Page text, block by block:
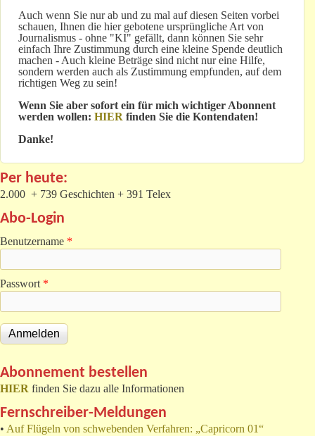
Auch wenn Sie nur ab und zu mal auf diesen Seiten vorbei
schauen, Ihnen die hier gebotene ursprüngliche Art von
Journalismus - ohne "KI" gefällt, dann können Sie sehr
einfach Ihre Zustimmung durch eine kleine Spende deutlich
machen - Auch kleine Beträge sind nicht nur eine Hilfe,
sondern werden auch als Zustimmung empfunden, auf dem
richtigen Weg zu sein!
Wenn Sie aber sofort ein für mich wichtiger Abonnent
werden wollen: HIER finden Sie die Kontendaten!
Danke!
Per heute:
2.000 + 739 Geschichten + 391 Telex
Abo-Login
Benutzername *
Passwort *
Abonnement bestellen
HIER finden Sie dazu alle Informationen
Fernschreiber-Meldungen
• Auf Flügeln von schwebenden Verfahren: „Capricorn 01“